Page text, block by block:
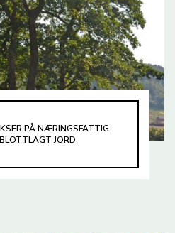
PÅ NÆRINGSFATTIG
JORD